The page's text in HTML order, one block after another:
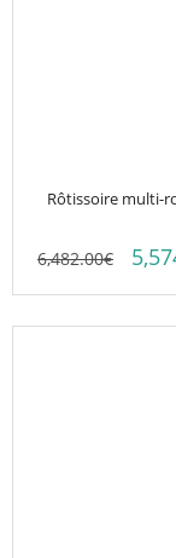
Rôtissoire multi-
6,482.00€